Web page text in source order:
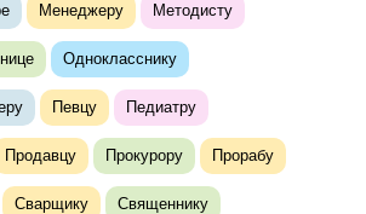
Менеджеру Методисту
Однокласснику
Певцу Педиатру
Продавцу Прокурору Прорабу
Сварщику Священнику